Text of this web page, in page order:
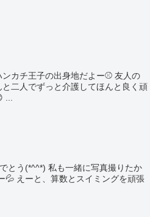
チ王子の出身地だよー⚾️ 友人の
二人でずっと介護してほんと良く頑
とう(*^^*) 私も一緒に写真撮りたか
💦 えーと、算数とスイミングを頑張